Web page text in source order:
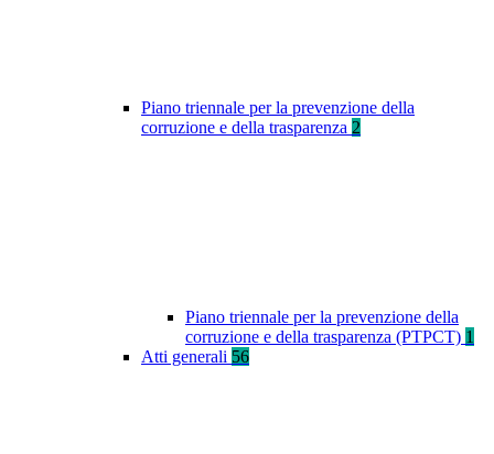
Piano triennale per la prevenzione della
corruzione e della trasparenza 2
Piano triennale per la prevenzione della
corruzione e della trasparenza (PTPCT) 1
Atti generali 56